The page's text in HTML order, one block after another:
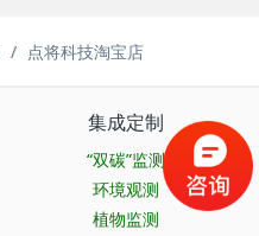
点将科技淘宝店
集成定制
“双碳”监测
环境观测
植物监测